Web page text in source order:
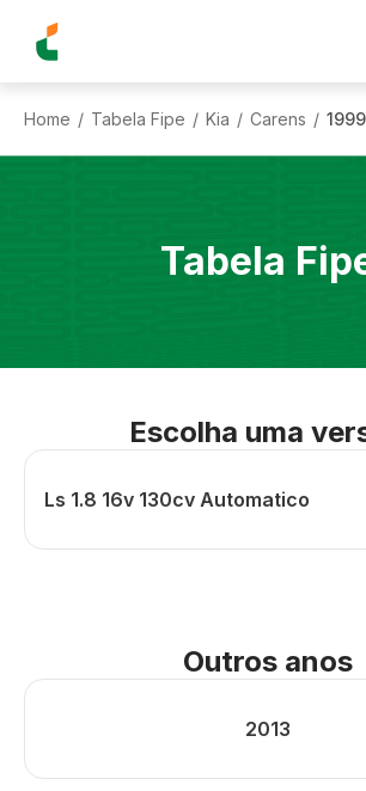
Home / Tabela Fipe / Kia / Carens / 1999
Tabela
Escolha uma
Ls 1.8 16v 130cv Automatico
Outros anos
2013